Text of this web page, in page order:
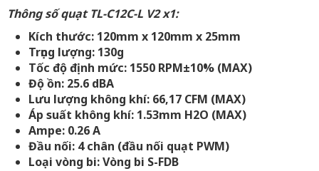
Thông số quạt TL-C12C-L V2 x1:
Kích thước: 120mm x 120mm x 25mm
Trọng lượng: 130g
Tốc độ định mức: 1550 RPM±10% (MAX)
Độ ồn: 25.6 dBA
Lưu lượng không khí: 66,17 CFM (MAX)
Áp suất không khí: 1.53mm H2O (MAX)
Ampe: 0.26 A
Đầu nối: 4 chân (đầu nối quạt PWM)
Loại vòng bi: Vòng bi S-FDB